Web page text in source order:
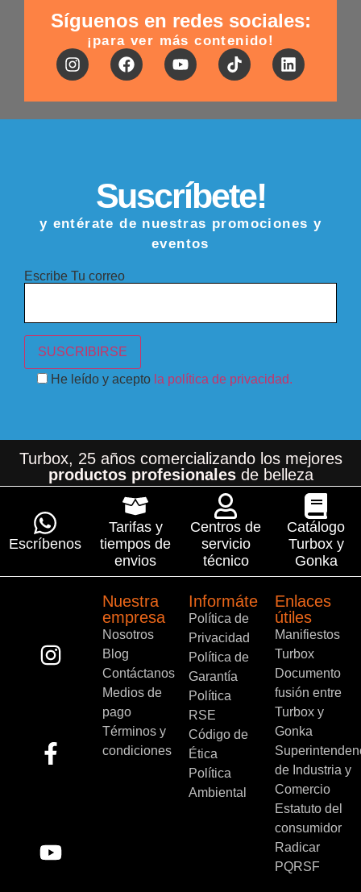
Síguenos en redes sociales:
¡para ver más contenido!
Suscríbete!
y entérate de nuestras promociones y
eventos
Escribe Tu correo
He leído y acepto la política de privacidad.
Turbox, 25 años comercializando los mejores
productos profesionalesde belleza
Escríbenos
Tarifas y
tiempos de
envios
Centros de
servicio
técnico
Catálogo
Turbox y
Gonka
Nuestra
empresa
Nosotros
Blog
Contáctanos
Medios de
pago
Términos y
condiciones
Informáte
Política de
Privacidad
Política de
Garantía
Política
RSE
Código de
Ética
Política
Ambiental
Enlaces
útiles
Manifiestos
Turbox
Documento
fusión entre
Turbox y
Gonka
de Industria y
Comercio
Estatuto del
consumidor
Radicar
PQRSF